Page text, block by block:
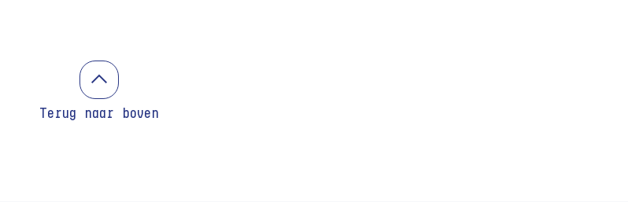
Terug naar boven